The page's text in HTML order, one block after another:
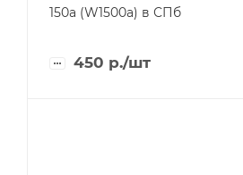
150a (W1500a) в СПб
450 р./шт